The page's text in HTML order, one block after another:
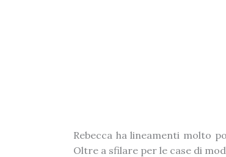
Rebecca ha lineamenti molto
Oltre a sfilare per le case di